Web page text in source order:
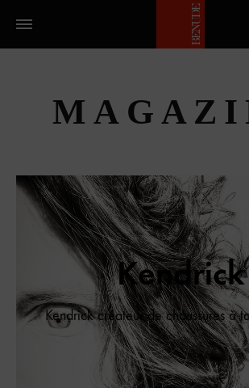
Kendrick
Kendrick créateur de chaussures à